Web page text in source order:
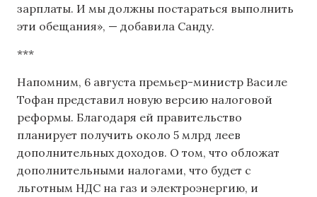
зарплаты. И мы должны постараться выполнить
эти обещания», — добавила Санду.
***
Напомним, 6 августа премьер-министр Василе
Тофан представил новую версию налоговой
реформы. Благодаря ей правительство
планирует получить около 5 млрд леев
дополнительных доходов. О том, что обложат
дополнительными налогами, что будет с
льготным НДС на газ и электроэнергию, и